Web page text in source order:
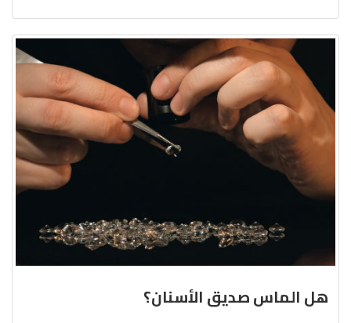
هل الماس صديق الأسنان؟